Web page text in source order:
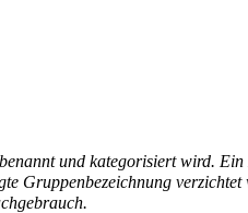
und kategorisiert wird.
Gruppenbezeichnung